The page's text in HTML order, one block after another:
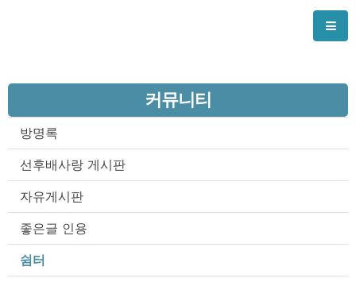
커뮤니티
방명록
선후배사랑 게시판
자유게시판
좋은글 인용
쉼터